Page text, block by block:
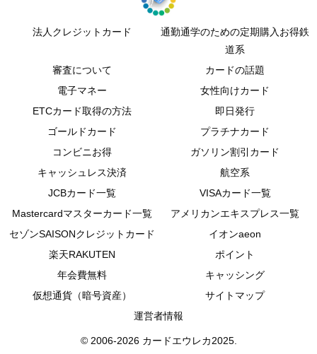
法人クレジットカード
通勤通学のための定期購入お得鉄
道系
審査について
カードの話題
電子マネー
女性向けカード
ETCカード取得の方法
即日発行
ゴールドカード
プラチナカード
コンビニお得
ガソリン割引カード
キャッシュレス決済
航空系
JCBカード一覧
VISAカード一覧
Mastercardマスターカード一覧
アメリカンエキスプレス一覧
セゾンSAISONクレジットカード
イオンaeon
楽天RAKUTEN
ポイント
年会費無料
キャッシング
仮想通貨（暗号資産）
サイトマップ
運営者情報
© 2006-2026 カードエウレカ2025.